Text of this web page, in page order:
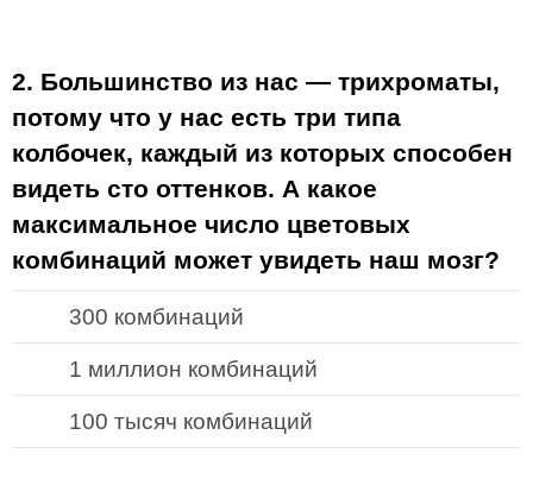
2. Большинство из нас — трихроматы,
потому что у нас есть три типа
колбочек, каждый из которых способен
видеть сто оттенков. А какое
максимальное число цветовых
комбинаций может увидеть наш мозг?
300 комбинаций
1 миллион комбинаций
100 тысяч комбинаций